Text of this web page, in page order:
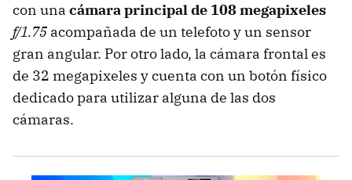
con una cámara principal de 108 megapixeles
f/1.75 acompañada de un telefoto y un sensor
gran angular. Por otro lado, la cámara frontal es
de 32 megapixeles y cuenta con un botón físico
dedicado para utilizar alguna de las dos
cámaras.